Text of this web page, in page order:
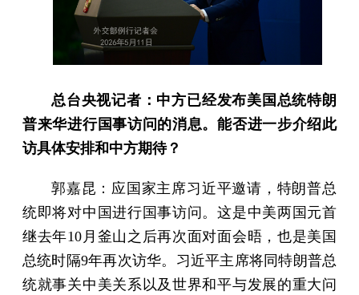
总台央视记者：中方已经发布美国总统特朗
普来华进行国事访问的消息。能否进一步介绍此
访具体安排和中方期待？
郭嘉昆：应国家主席习近平邀请，特朗普总
统即将对中国进行国事访问。这是中美两国元首
继去年10月釜山之后再次面对面会晤，也是美国
总统时隔9年再次访华。习近平主席将同特朗普总
统就事关中美关系以及世界和平与发展的重大问